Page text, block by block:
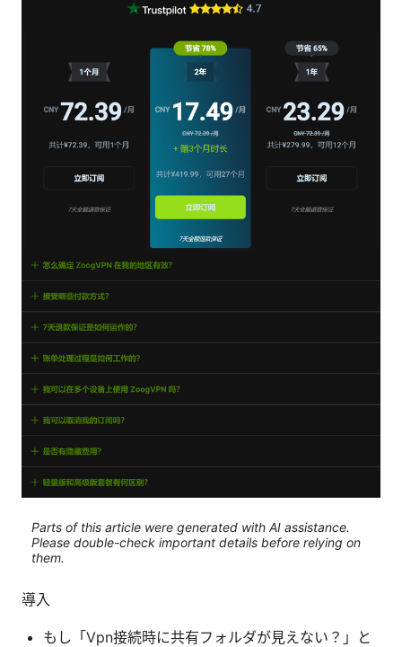
Parts of this article were generated with AI assistance.
Please double-check important details before relying on
them.
導入
もし「Vpn接続時に共有フォルダが見えない？」と